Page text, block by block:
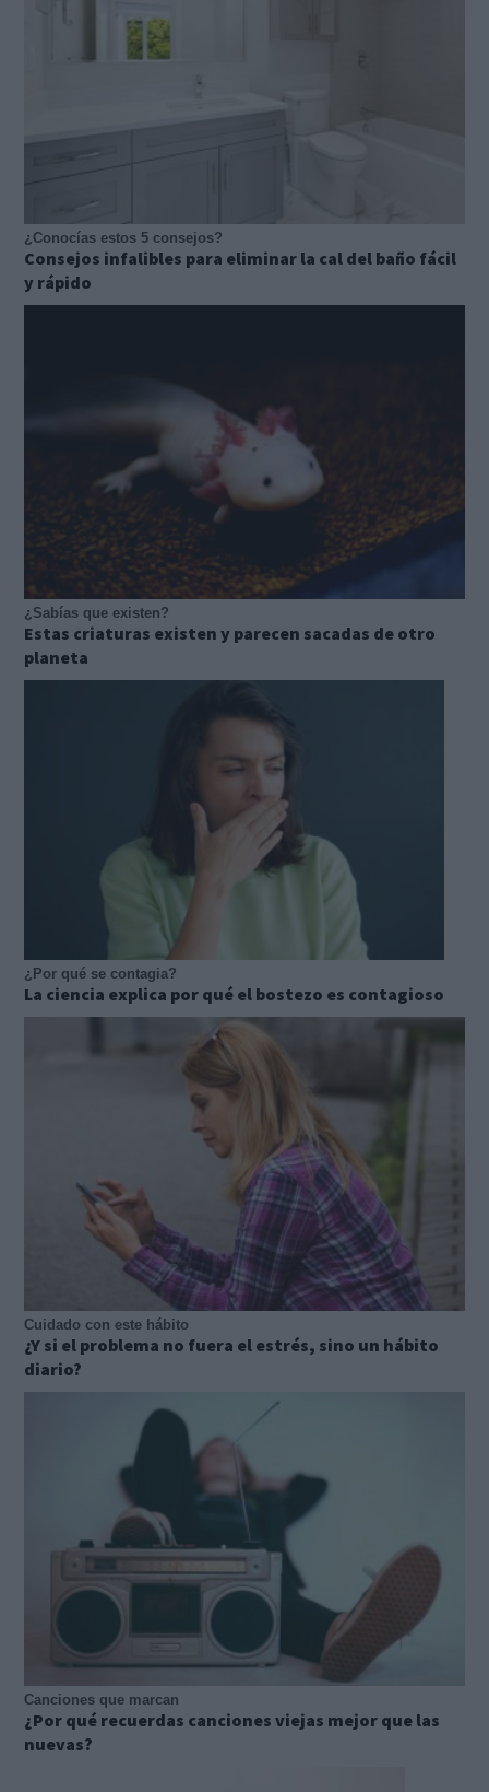
¿Conocías estos 5 consejos?
Consejos infalibles para eliminar la cal del baño fácil
y rápido
¿Sabías que existen?
Estas criaturas existen y parecen sacadas de otro
planeta
¿Por qué se contagia?
La ciencia explica por qué el bostezo es contagioso
Cuidado con este hábito
¿Y si el problema no fuera el estrés, sino un hábito
diario?
Canciones que marcan
¿Por qué recuerdas canciones viejas mejor que las
nuevas?